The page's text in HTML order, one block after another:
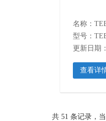
型号：
更新日期
查看详
共 51 条记录，